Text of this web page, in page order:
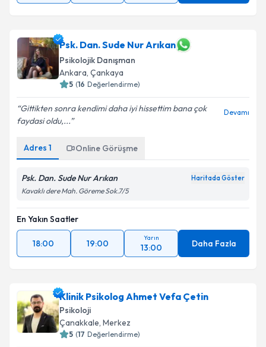
Psk. Dan. Sude Nur Arıkan
Psikolojik Danışman
Ankara, Çankaya
5 (16 Değerlendirme)
Gittikten sonra kendimi daha iyi hissettim bana çok
faydasi oldu,...
Devamı
Adres 1 Online Görüşme
Psk. Dan. Sude Nur Arıkan Haritada Göster
Kavaklı dere Mah. Göreme Sok.7/5
En Yakın Saatler
18:00 19:00
Yarın
13:00 Daha Fazla
Klinik Psikolog Ahmet Vefa Çetin
Psikoloji
Çanakkale, Merkez
5 (17 Değerlendirme)